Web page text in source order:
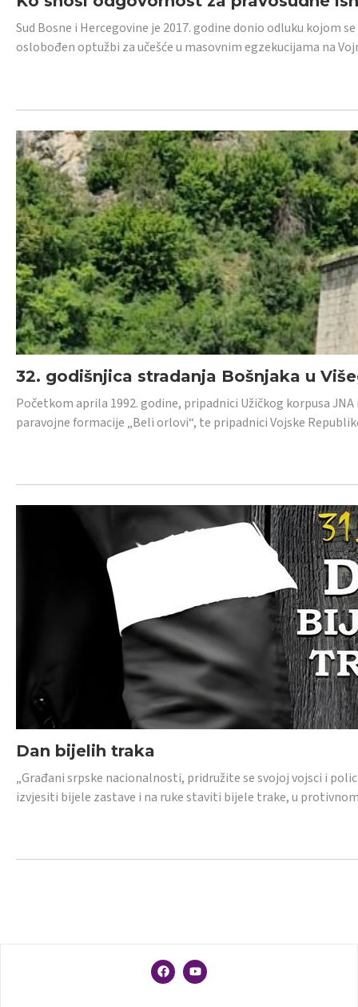
Sud Bosne i Hercegovine je 2017. godine donio odluku kojom
oslobođen optužbi za učešće u masovnim egzekucijama na
32. godišnjica stradanja Bošnjaka u
Početkom aprila 1992. godine, pripadnici Užičkog korpusa
paravojne formacije „Beli orlovi“, te pripadnici Vojske
Dan bijelih traka
„Građani srpske nacionalnosti, pridružite se svojoj vojsci i
izvjesiti bijele zastave i na ruke staviti bijele trake, u